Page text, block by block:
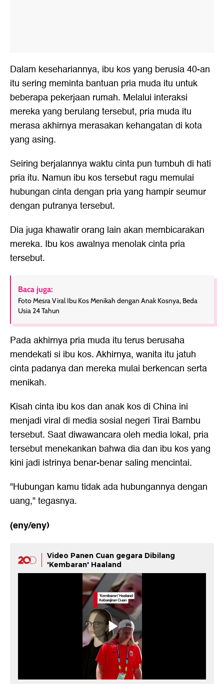
Dalam kesehariannya, ibu kos yang berusia 40-an
itu sering meminta bantuan pria muda itu untuk
beberapa pekerjaan rumah. Melalui interaksi
mereka yang berulang tersebut, pria muda itu
merasa akhirnya merasakan kehangatan di kota
yang asing.
Seiring berjalannya waktu cinta pun tumbuh di hati
pria itu. Namun ibu kos tersebut ragu memulai
hubungan cinta dengan pria yang hampir seumur
dengan putranya tersebut.
Dia juga khawatir orang lain akan membicarakan
mereka. Ibu kos awalnya menolak cinta pria
tersebut.
Baca juga:
Foto Mesra Viral Ibu Kos Menikah dengan Anak Kosnya, Beda
Usia 24 Tahun
Pada akhirnya pria muda itu terus berusaha
mendekati si ibu kos. Akhirnya, wanita itu jatuh
cinta padanya dan mereka mulai berkencan serta
menikah.
Kisah cinta ibu kos dan anak kos di China ini
menjadi viral di media sosial negeri Tirai Bambu
tersebut. Saat diwawancara oleh media lokal, pria
tersebut menekankan bahwa dia dan ibu kos yang
kini jadi istrinya benar-benar saling mencintai.
"Hubungan kamu tidak ada hubungannya dengan
uang," tegasnya.
(eny/eny)
Video Panen Cuan gegara Dibilang
'Kembaran' Haaland